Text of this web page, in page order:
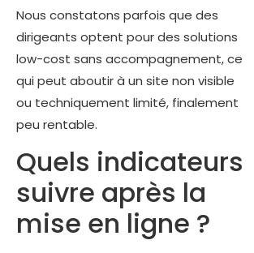
Nous constatons parfois que des
dirigeants optent pour des solutions
low-cost sans accompagnement, ce
qui peut aboutir à un site non visible
ou techniquement limité, finalement
peu rentable.
Quels indicateurs
suivre après la
mise en ligne ?